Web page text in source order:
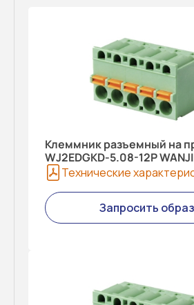
Клеммник разъемный на
WJ2EDGKD-5.08-12P
Технические
Запросить